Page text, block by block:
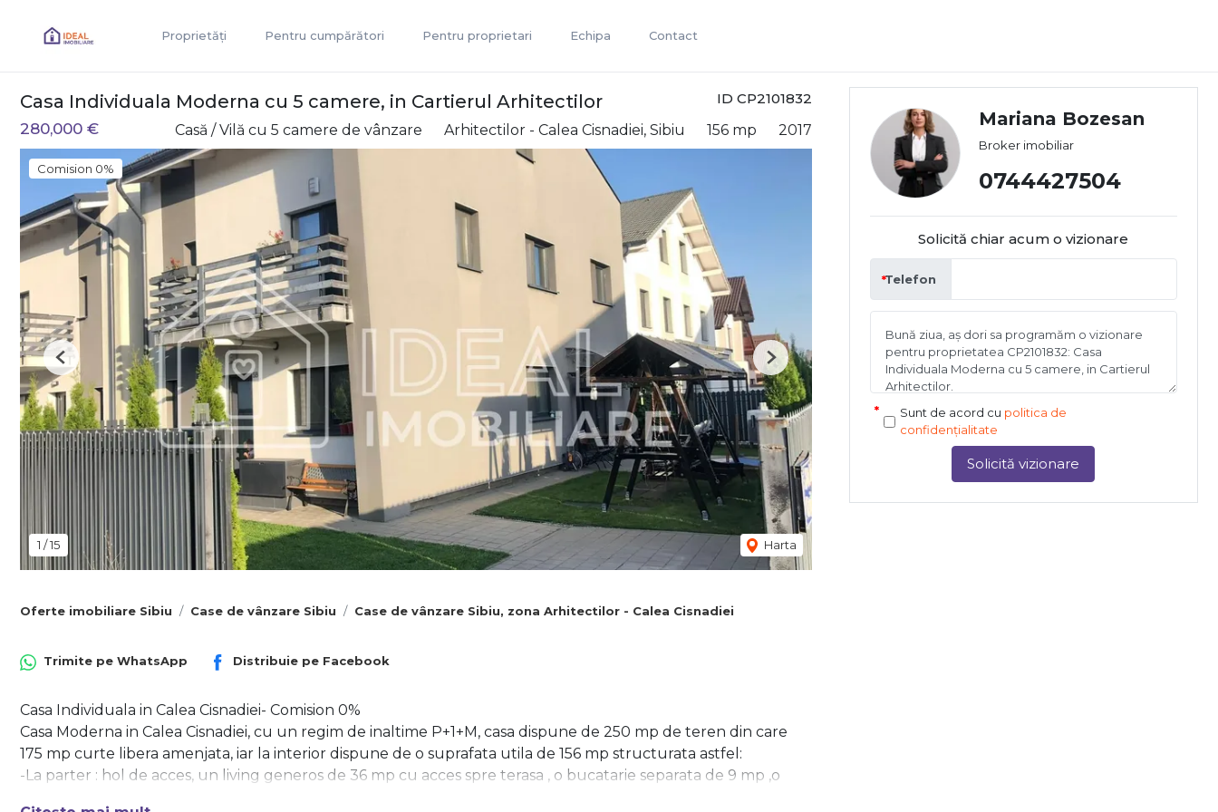
Proprietăți Pentru cumpărători Pentru proprietari Echipa Contact
ID CP2101832
Casa Individuala Moderna cu 5 camere, in Cartierul Arhitectilor
280,000 € Casă / Vilă cu 5 camere de vânzare Arhitectilor - Calea Cisnadiei, Sibiu 156 mp 2017
Comision 0%
1 /15 Harta
Previous Next
Oferte imobiliare Sibiu Case de vânzare Sibiu Case de vânzare Sibiu, zona Arhitectilor - Calea Cisnadiei
Trimite pe WhatsApp Distribuie pe Facebook
Casa Individuala in Calea Cisnadiei- Comision 0%
Casa Moderna in Calea Cisnadiei, cu un regim de inaltime P+1+M, casa dispune de 250 mp de teren din care
175 mp curte libera amenjata, iar la interior dispune de o suprafata utila de 156 mp structurata astfel:
-La parter : hol de acces, un living generos de 36 mp cu acces spre terasa , o bucatarie separata de 9 mp ,o
Mariana Bozesan
Broker imobiliar
0744427504
Solicită chiar acum o vizionare
Telefon
Sunt de acord cu politica de
confidențialitate
Solicită vizionare